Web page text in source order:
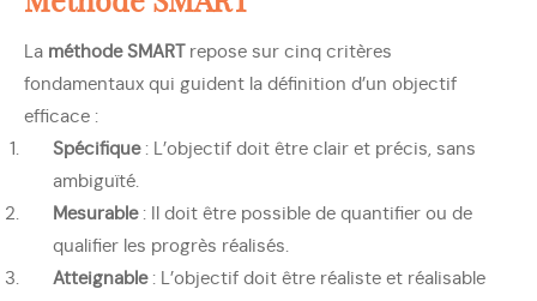
La méthode SMART
repose sur cinq critères
fondamentaux qui guident la définition d’un objectif
efficace :
Spécifique: L’objectif doit être clair et précis, sans
ambiguïté.
Mesurable: Il doit être possible de quantifier ou de
qualifier les progrès réalisés.
Atteignable: L’objectif doit être réaliste et réalisable